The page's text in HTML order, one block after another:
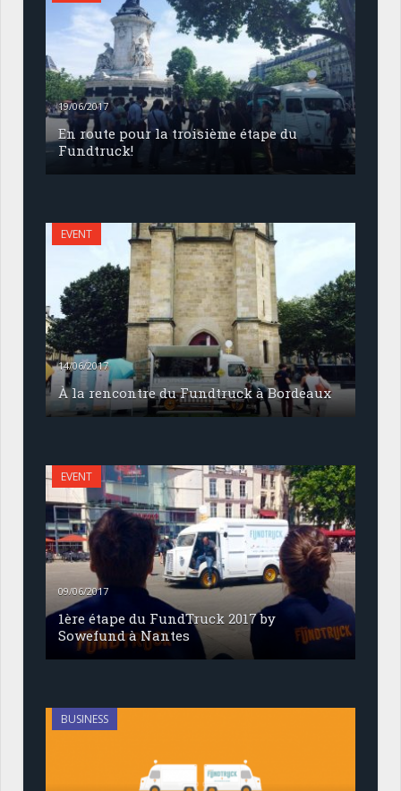
19/06/2017
En route pour la troisième étape du
Fundtruck!
EVENT
14/06/2017
À la rencontre du Fundtruck à Bordeaux
EVENT
09/06/2017
1ère étape du FundTruck 2017 by
Sowefund à Nantes
BUSINESS